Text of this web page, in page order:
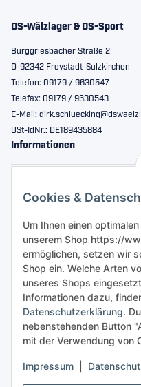
Cookies &
Um Ihnen einen
unserem Shop https://
ermöglichen, setzen wir
Shop ein. Welche Arten
unseres Shops
Informationen dazu,
Datenschutzerklärung.
nebenstehenden Button
mit der Verwendung von
Impressum
DS-Wälzlager & DS-Sport
Burggriesbacher Straße 2
D-92342 Freystadt-Sulzkirchen
Telefon: 09179 / 9630547
Telefax: 09179 / 9630543
E-Mail:
USt-IdNr.: DE189435884
Informationen
Sicher bestellen